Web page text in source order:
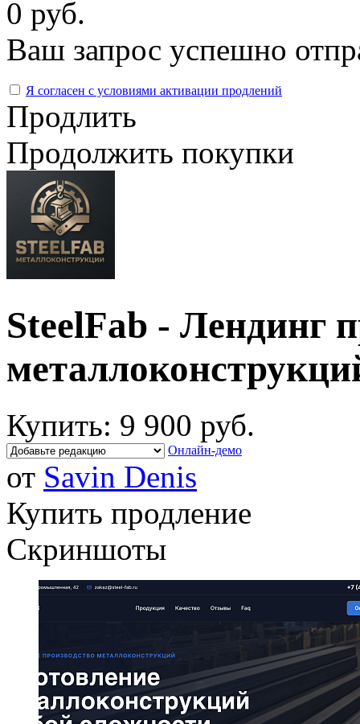
0 руб.
Ваш запрос успешно
Я согласен с условиями активации продлений
Продлить
Продолжить покупки
SteelFab - Лендинг
Купить: 9 900 руб.
Онлайн-демо
от Savin Denis
Купить продление
Скриншоты